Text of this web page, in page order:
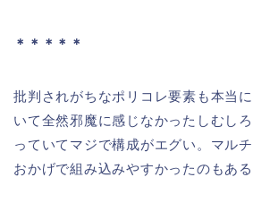
＊＊＊＊＊
批判されがちなポリコレ要素も本当
いて全然邪魔に感じなかったしむし
っていてマジで構成がエグい。マル
おかげで組み込みやすかったのもある